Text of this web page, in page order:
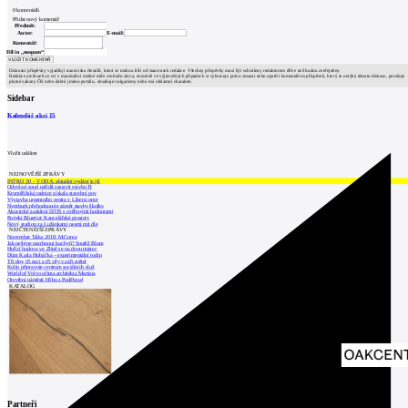
0komentářů
Přidat nový komentář
Předmět:
Autor:
E-mail:
Komentář:
Fill in „nospam“
Diskusní příspěvky vyjadřují stanoviska čtenářů, která se mohou lišit od stanovisek redakce. Všechny příspěvky musí být schváleny redaktorem dříve než budou zveřejněny.
Redakce archiweb.cz ctí v maximální možné míře svobodu slova, nicméně ve výjimečných případech si vyhrazuje právo smazat nebo opatřit komentářem příspěvek, který se netýká tématu diskuse, porušuje
platné zákony ČR nebo dobré jméno portálu, obsahuje vulgarismy nebo má reklamní charakter.
Sidebar
Kalendář akcí 15
Vložit událost
NEJNOVĚJŠÍ ZPRÁVY
INTRO 30 – VODA: aktuální vydání je již
Odvolací soud nařídil zastavit stavbu Tr
Kroměřížská radnice získala stavební pov
Výstavba urgentního centra v Liberci ome
Nymburk přehodnocuje záměr stavby školky
Akustické zasklení IZOS s ověřenými hodnotami
Projekt Blueriot: Kancelářské prostory
Nový stadion za Lužánkami nesmí mít dle
NEJČTENĚJŠÍ ZPRÁVY
November Talks 2018: M.Corea
Jak nejlépe navrhnout kuchyň? Soutěž Blum
Hořící budova ve Zlíně se na dvou místec
Dům Karla Hubáčka – experimentální rodin
Tři dny, tři noci a tři vily v záři světel
Kolín připravuje centrum sociálních služ
World of Volvo očima architekta Martina
Otevření náměstí Jiřího z Poděbrad
KATALOG
Partneři